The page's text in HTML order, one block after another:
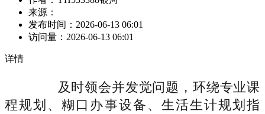
来源：
发布时间： 2026-06-13 06:01
访问量： 2026-06-13 06:01
详情
及时领会并发觉问题，环绕专业课
程规划、糊口办事设备、生活生计规划指